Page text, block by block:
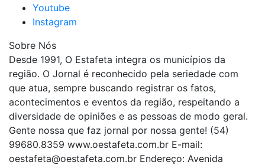
Youtube
Instagram
Sobre Nós
Desde 1991, O Estafeta integra os municípios da
região. O Jornal é reconhecido pela seriedade com
que atua, sempre buscando registrar os fatos,
acontecimentos e eventos da região, respeitando a
diversidade de opiniões e as pessoas de modo geral.
Gente nossa que faz jornal por nossa gente! (54)
99680.8359 www.oestafeta.com.br E-mail:
oestafeta@oestafeta.com.br Endereço: Avenida